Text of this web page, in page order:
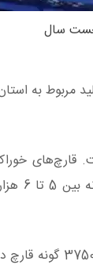
به
قارچ‌های
وی درباره انواع ارقام قارچ